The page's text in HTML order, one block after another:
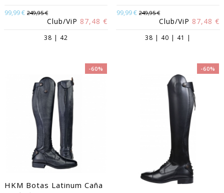
99,99 € 249,95 €
Club/ViP 87,48 €
38 | 42
99,99 € 249,95 €
Club/ViP 87,48 €
38 | 40 | 41 |
-60%
HKM Botas Latinum Caña
-60%